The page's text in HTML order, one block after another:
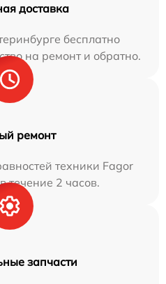
доставка
бесплатно
на ремонт и обратно.
ремонт
техники Fagor
течение 2 часов.
запчасти